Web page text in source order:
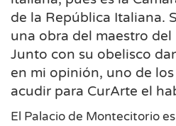
de la República Italiana.
una obra del maestro
Junto con su obelisco
en mi opinión, uno de
acudir para CurArte el
El Palacio de Montecitorio